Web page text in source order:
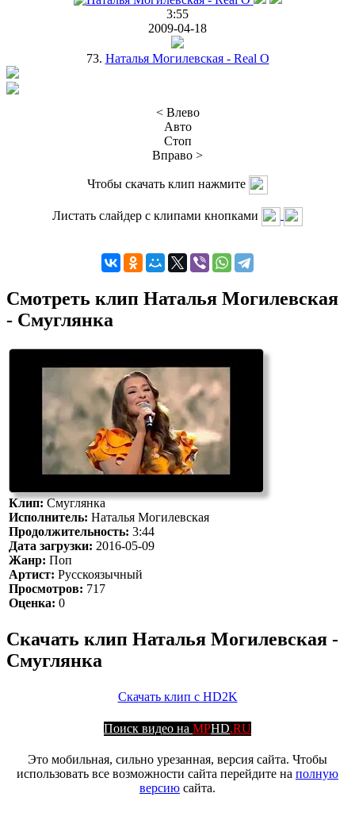
3:55
2009-04-18
73. Наталья Могилевская - Real O
< Влево
Авто
Стоп
Вправо >
Чтобы скачать клип нажмите
Листать слайдер с клипами кнопками
Смотреть клип Наталья Могилевская
- Смуглянка
Клип:Смуглянка
Исполнитель: Наталья Могилевская
Продолжительность: 3:44
Дата загрузки: 2016-05-09
Жанр: Поп
Артист: Русскоязычный
Просмотров: 717
Оценка: 0
Скачать клип Наталья Могилевская -
Смуглянка
Скачать клип с HD2K
Поиск видео на MPHD.RU
Это мобильная, сильно урезанная, версия сайта. Чтобы
использовать все возможности сайта перейдите на полную
версию сайта.